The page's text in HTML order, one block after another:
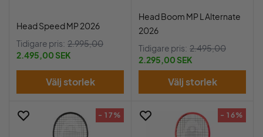
Head Speed MP 2026
Tidigare pris: 2.995,00
2.495,00 SEK
Välj storlek
Head Boom MP L Alternate
2026
Tidigare pris: 2.495,00
2.295,00 SEK
Välj storlek
- 17% - 16%